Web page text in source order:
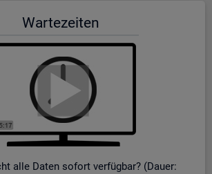
War­te­zei­ten
alle Daten so­fort ver­füg­bar? (Dauer: